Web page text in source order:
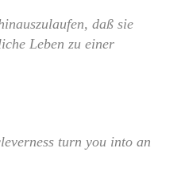
daß sie
Leben zu einer
turn you into an